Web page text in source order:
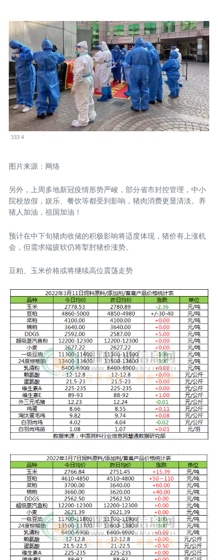
333 4
图片来源：网络
另外，上周多地新冠疫情形势严峻，部分省市封控管理，中小
院校放假，娱乐、餐饮等都受到影响，猪肉消费更显清淡。养
猪人加油，祖国加油！
预计在中下旬猪肉收储的积极影响将适度体现，猪价有上涨机
会，但需求端疲软仍将掣肘猪价涨势。
豆粕、玉米价格或将继续高位震荡走势